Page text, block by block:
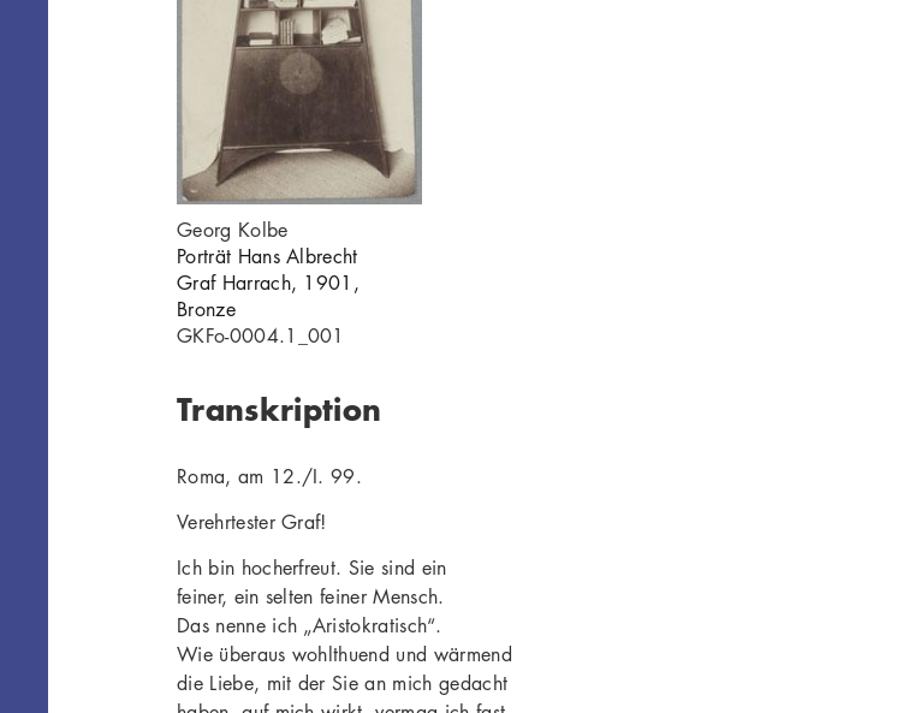
Georg Kolbe
Porträt Hans Albrecht
Graf Harrach, 1901,
Bronze
GKFo-0004.1_001
Transkription
Roma, am 12./I. 99.
Verehrtester Graf!
Ich bin hocherfreut. Sie sind ein
feiner, ein selten feiner Mensch.
Das nenne ich „Aristokratisch“.
Wie überaus wohlthuend und wärmend
die Liebe, mit der Sie an mich gedacht